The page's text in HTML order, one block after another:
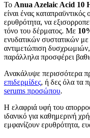
Το Anua Azelaic Acid 10
είναι ένας
ερυθρότητα, να
τόνο του δέρματος. Με
ενυδατικών συστατικών με
αντιμετώπιση
παράλληλα προσφέρει
Ανακάλυψε περισσότερα
επιδερμίδες, ή δες όλα τα
serums προσώπου.
Η ελαφριά υφή του
ιδανικό για καθημερινή
εμφανίζουν ερυθρότητα,